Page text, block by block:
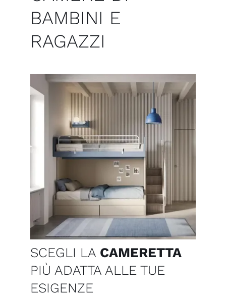
BAMBINI E
RAGAZZI
SCEGLI LA CAMERETTA
PIÙ ADATTA ALLE TUE
ESIGENZE